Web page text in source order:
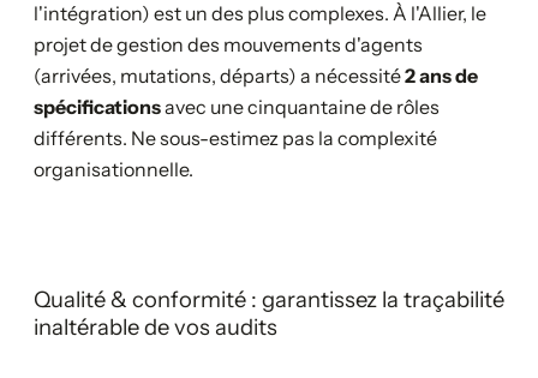
l'intégration) est un des plus complexes. À l'Allier, le
projet de gestion des mouvements d'agents
(arrivées, mutations, départs) a nécessité2 ans de
spécificationsavec une cinquantaine de rôles
différents. Ne sous-estimez pas la complexité
organisationnelle.
Qualité & conformité : garantissez la traçabilité
inaltérable de vos audits